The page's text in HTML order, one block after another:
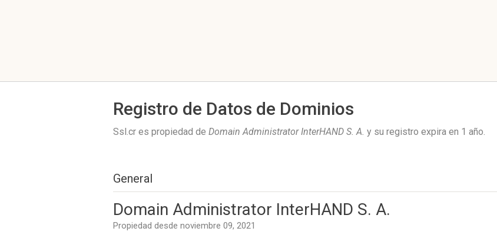
Registro de Datos de Dominios
Ssl.cr es propiedad de Domain Administrator InterHAND S. A. y su registro expira en 1 año.
General
Domain Administrator InterHAND S. A.
Propiedad desde noviembre 09, 2021